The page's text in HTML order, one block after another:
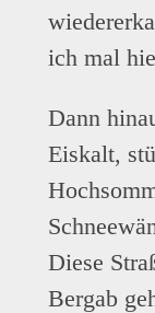
ich mal
Dann
Eiskalt,
Diese
Bergab